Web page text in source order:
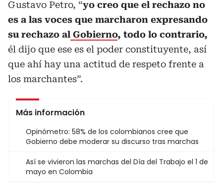
Gustavo Petro, “yo creo que el rechazo no
es a las voces que marcharon expresando
su rechazo al Gobierno, todo lo contrario,
él dijo que ese es el poder constituyente, así
que ahí hay una actitud de respeto frente a
los marchantes”.
Más información
Opinómetro: 58% de los colombianos cree que
Gobierno debe moderar su discurso tras marchas
Así se vivieron las marchas del Día del Trabajo el 1 de
mayo en Colombia